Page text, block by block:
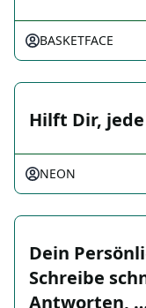
BASKETFACE
Hilft Dir,
NEON
Dein
Schreibe
Antworten,